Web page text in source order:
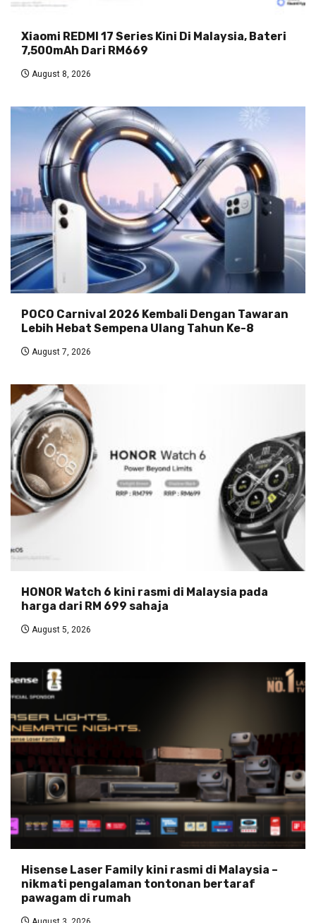
Xiaomi REDMI 17 Series Kini Di Malaysia, Bateri
7,500mAh Dari RM669
August 8, 2026
POCO Carnival 2026 Kembali Dengan Tawaran
Lebih Hebat Sempena Ulang Tahun Ke-8
August 7, 2026
HONOR Watch 6 kini rasmi di Malaysia pada
harga dari RM 699 sahaja
August 5, 2026
Hisense Laser Family kini rasmi di Malaysia –
nikmati pengalaman tontonan bertaraf
pawagam di rumah